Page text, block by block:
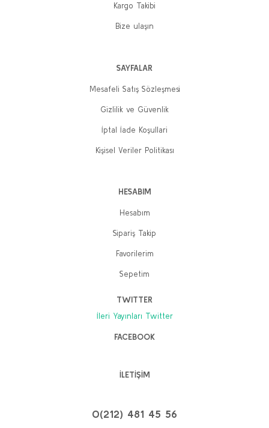
Sepete Ekle
Kargo Takibi
Bize ulaşın
SAYFALAR
Mesafeli Satış Sözleşmesi
Gizlilik ve Güvenlik
İptal İade Koşullari
Kişisel Veriler Politikası
HESABIM
Hesabım
Sipariş Takip
Favorilerim
Sepetim
TWITTER
İleri Yayınları Twitter
FACEBOOK
İLETİŞİM
0(212) 481 45 56